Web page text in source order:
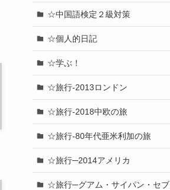
☆中国語検定２級対策
☆個人的日記
☆学ぶ！
☆旅行-2013ロンドン
☆旅行-2018中欧の旅
☆旅行-80年代亜米利加の旅
☆旅行─2014アメリカ
☆旅行─グアム・サイパン・セブ